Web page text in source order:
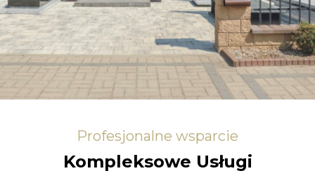
Profesjonalne wsparcie
Kompleksowe Usługi